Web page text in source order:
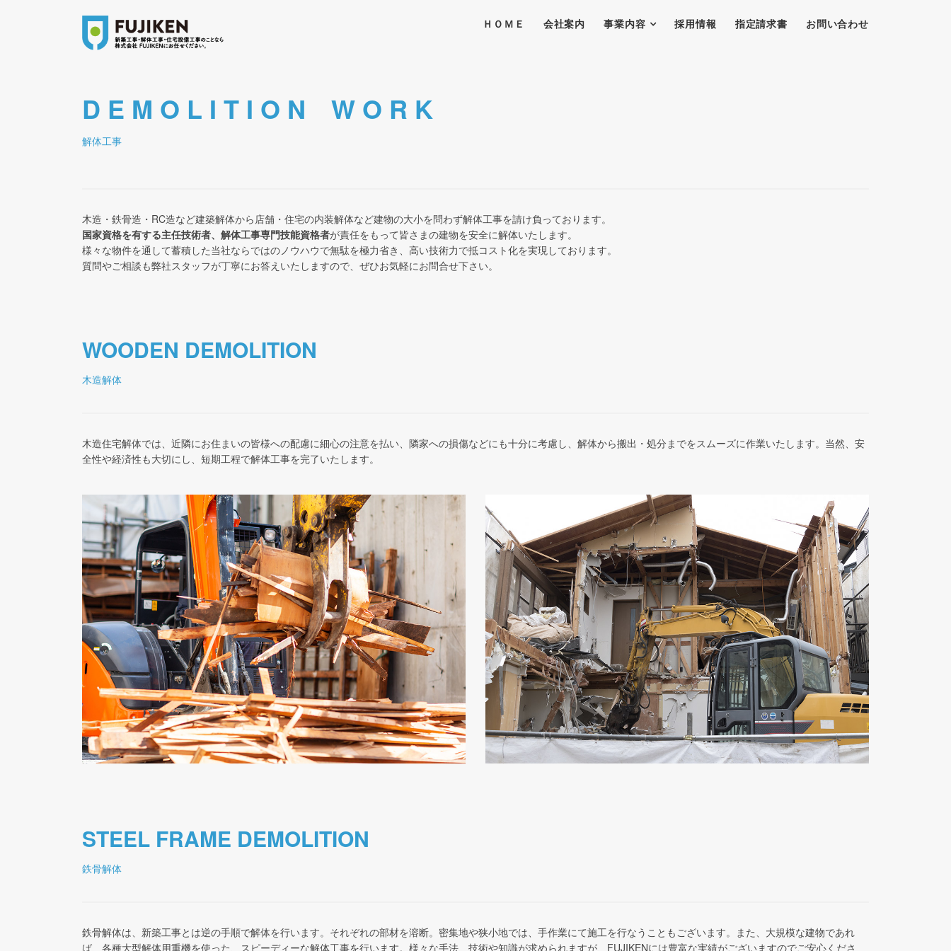
ＨＯＭＥ 会社案内 事業内容 採用情報 指定請求書 お問い合わせ
D E M O L I T I O N W O R K
解体工事
木造・鉄骨造・RC造など建築解体から店舗・住宅の内装解体など建物の大小を問わず解体工事を請け負っております。
国家資格を有する主任技術者、解体工事専門技能資格者が責任をもって皆さまの建物を安全に解体いたします。
様々な物件を通して蓄積した当社ならではのノウハウで無駄を極力省き、高い技術力で抵コスト化を実現しております。
質問やご相談も弊社スタッフが丁寧にお答えいたしますので、ぜひお気軽にお問合せ下さい。
WOODEN DEMOLITION
木造解体
木造住宅解体では、近隣にお住まいの皆様への配慮に細心の注意を払い、隣家への損傷などにも十分に考慮し、解体から搬出・処分までをスムーズに作業いたします。当然、安
全性や経済性も大切にし、短期工程で解体工事を完了いたします。
STEEL FRAME DEMOLITION
鉄骨解体
鉄骨解体は、新築工事とは逆の手順で解体を行います。それぞれの部材を溶断。密集地や狭小地では、手作業にて施工を行なうこともございます。また、大規模な建物であれ
ば、各種大型解体用重機を使った、スピーディーな解体工事を行います。様々な手法、技術や知識が求められますが、FUJIKENには豊富な実績がございますのでご安心くださ